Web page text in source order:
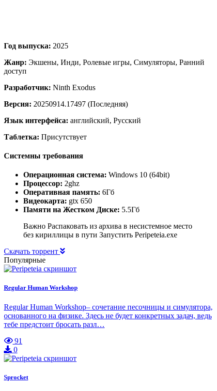
Год выпуска: 2025
Жанр: Экшены, Инди, Ролевые игры, Симуляторы, Ранний
доступ
Разработчик: Ninth Exodus
Версия: 20250914.17497 (Последняя)
Язык интерфейса: английский, Русский
Таблетка: Присутствует
Системны требования
Операционная система: Windows 10 (64bit)
Процессор: 2ghz
Оперативная память: 6Гб
Видеокарта: gtx 650
Памяти на Жестком Диске: 5.5Гб
Важно Распаковать из архива в несистемное место
без кириллицы в пути Запустить Peripeteia.exe
Скачать торрент
Популярные
Regular Human Workshop
Regular Human Workshop– сочетание песочницы и симулятора,
основанного на физике. Здесь не будет конкретных задач, ведь
тебе предстоит бросать разл…
91
0
Sprocket